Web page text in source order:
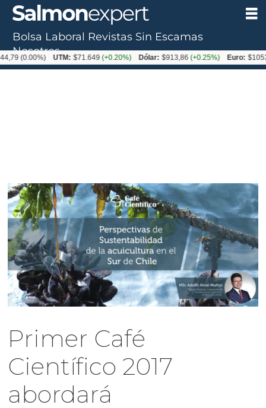
Primer Café
Científico 2017
abordará
Bolsa Laboral Revistas Sin Escamas
Nosotros
UTM: $71.649(+0.20%) Dólar: $913,86(+0.25%) Euro: $1053,08(-